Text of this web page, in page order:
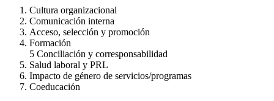
Cultura organizacional
Comunicación interna
Acceso, selección y promoción
Formación
5 Conciliación y corresponsabilidad
Salud laboral y PRL
Impacto de género de servicios/programas
Coeducación